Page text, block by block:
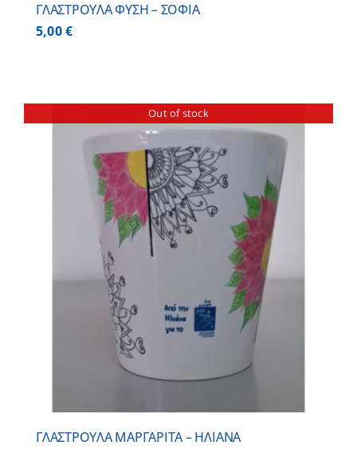
ΓΛΑΣΤΡΟΥΛΑ ΦΥΣΗ – ΣΟΦΙΑ
5,00€
Out of stock
ΓΛΑΣΤΡΟΥΛΑ ΜΑΡΓΑΡΙΤΑ – ΗΛΙΑΝΑ